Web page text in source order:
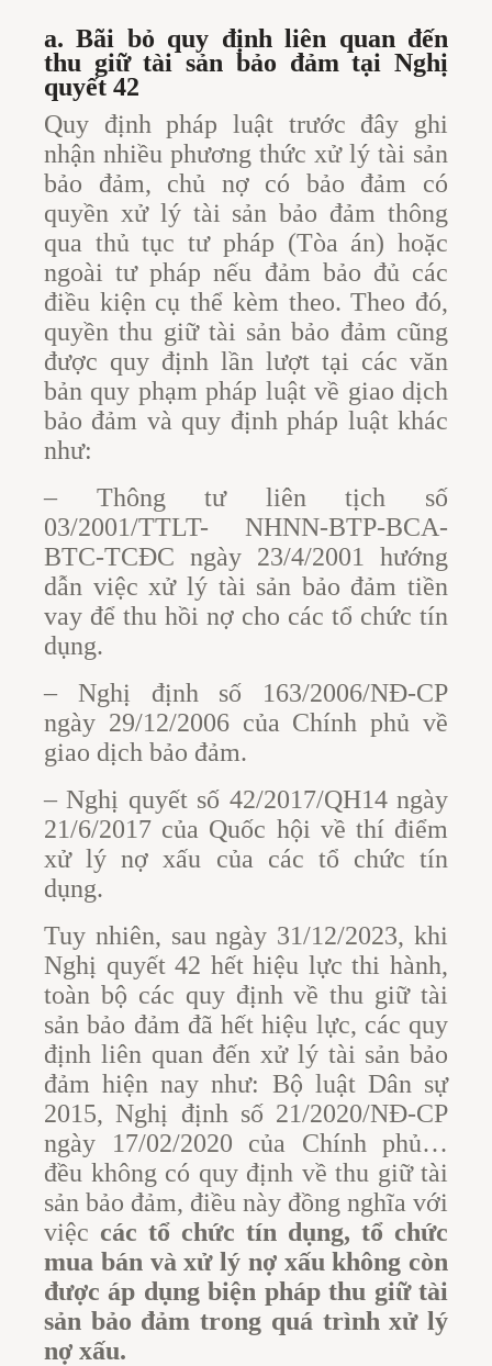
a. Bãi bỏ quy định liên quan đến
thu giữ tài sản bảo đảm tại Nghị
quyết 42
Quy định pháp luật trước đây ghi
nhận nhiều phương thức xử lý tài sản
bảo đảm, chủ nợ có bảo đảm có
quyền xử lý tài sản bảo đảm thông
qua thủ tục tư pháp (Tòa án) hoặc
ngoài tư pháp nếu đảm bảo đủ các
điều kiện cụ thể kèm theo. Theo đó,
quyền thu giữ tài sản bảo đảm cũng
được quy định lần lượt tại các văn
bản quy phạm pháp luật về giao dịch
bảo đảm và quy định pháp luật khác
như:
– Thông tư liên tịch số
03/2001/TTLT- NHNN-BTP-BCA-
BTC-TCĐC ngày 23/4/2001 hướng
dẫn việc xử lý tài sản bảo đảm tiền
vay để thu hồi nợ cho các tổ chức tín
dụng.
– Nghị định số 163/2006/NĐ-CP
ngày 29/12/2006 của Chính phủ về
giao dịch bảo đảm.
– Nghị quyết số 42/2017/QH14 ngày
21/6/2017 của Quốc hội về thí điểm
xử lý nợ xấu của các tổ chức tín
dụng.
Tuy nhiên, sau ngày 31/12/2023, khi
Nghị quyết 42 hết hiệu lực thi hành,
toàn bộ các quy định về thu giữ tài
sản bảo đảm đã hết hiệu lực, các quy
định liên quan đến xử lý tài sản bảo
đảm hiện nay như: Bộ luật Dân sự
2015, Nghị định số 21/2020/NĐ-CP
ngày 17/02/2020 của Chính phủ…
đều không có quy định về thu giữ tài
sản bảo đảm, điều này đồng nghĩa với
việc các tổ chức tín dụng, tổ chức
mua bán và xử lý nợ xấu không còn
được áp dụng biện pháp thu giữ tài
sản bảo đảm trong quá trình xử lý
nợ xấu.